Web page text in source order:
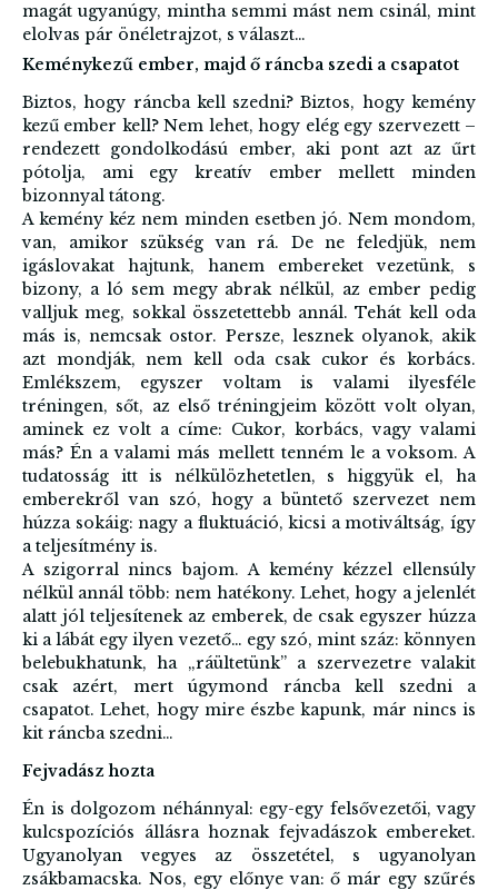
magát ugyanúgy, mintha semmi mást nem csinál, mint
elolvas pár önéletrajzot, s választ…
Keménykezű ember, majd ő ráncba szedi a csapatot
Biztos, hogy ráncba kell szedni? Biztos, hogy kemény
kezű ember kell? Nem lehet, hogy elég egy szervezett –
rendezett gondolkodású ember, aki pont azt az űrt
pótolja, ami egy kreatív ember mellett minden
bizonnyal tátong.
A kemény kéz nem minden esetben jó. Nem mondom,
van, amikor szükség van rá. De ne feledjük, nem
igáslovakat hajtunk, hanem embereket vezetünk, s
bizony, a ló sem megy abrak nélkül, az ember pedig
valljuk meg, sokkal összetettebb annál. Tehát kell oda
más is, nemcsak ostor. Persze, lesznek olyanok, akik
azt mondják, nem kell oda csak cukor és korbács.
Emlékszem, egyszer voltam is valami ilyesféle
tréningen, sőt, az első tréningjeim között volt olyan,
aminek ez volt a címe: Cukor, korbács, vagy valami
más? Én a valami más mellett tenném le a voksom. A
tudatosság itt is nélkülözhetetlen, s higgyük el, ha
emberekről van szó, hogy a büntető szervezet nem
húzza sokáig: nagy a fluktuáció, kicsi a motiváltság, így
a teljesítmény is.
A szigorral nincs bajom. A kemény kézzel ellensúly
nélkül annál több: nem hatékony. Lehet, hogy a jelenlét
alatt jól teljesítenek az emberek, de csak egyszer húzza
ki a lábát egy ilyen vezető… egy szó, mint száz: könnyen
belebukhatunk, ha „ráültetünk” a szervezetre valakit
csak azért, mert úgymond ráncba kell szedni a
csapatot. Lehet, hogy mire észbe kapunk, már nincs is
kit ráncba szedni…
Fejvadász hozta
Én is dolgozom néhánnyal: egy-egy felsővezetői, vagy
kulcspozíciós állásra hoznak fejvadászok embereket.
Ugyanolyan vegyes az összetétel, s ugyanolyan
zsákbamacska. Nos, egy előnye van: ő már egy szűrés